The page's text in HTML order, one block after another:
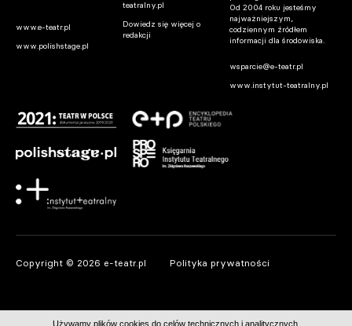
www.e-teatr.pl
www.polishstage.pl
teatralny.pl
Dowiedz się więcej o
redakcji
Od 2004 roku jesteśmy
najważniejszym,
codziennym źródłem
informacji dla środowiska.
wsparcie@e-teatr.pl
www.instytut-teatralny.pl
Copyright © 2026 e-teatr.pl Polityka prywatności
Używamy plików cookies do celów technicznych i analitycznych.